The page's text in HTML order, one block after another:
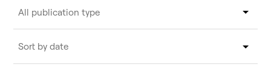
All publication type
Blog
Sort by date